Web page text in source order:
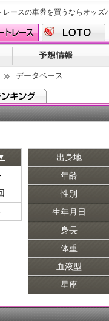
レースの車券を買うならオッズ
データベース
出身地
年齢
性別
生年月日
身長
体重
血液型
星座